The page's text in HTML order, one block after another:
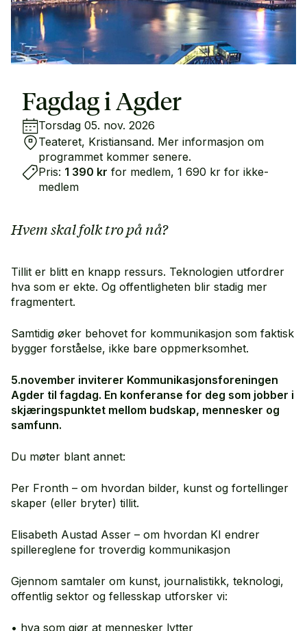
Fagdag i Agder
Torsdag 05. nov. 2026
Teateret, Kristiansand. Mer informasjon om
programmet kommer senere.
Pris: 1 390 kr for medlem, 1 690 kr for ikke-
medlem
Hvem skal folk tro på nå?
Tillit er blitt en knapp ressurs. Teknologien utfordrer
hva som er ekte. Og offentligheten blir stadig mer
fragmentert.
Samtidig øker behovet for kommunikasjon som faktisk
bygger forståelse, ikke bare oppmerksomhet.
5.november inviterer Kommunikasjonsforeningen
Agder til fagdag. En konferanse for deg som jobber i
skjæringspunktet mellom budskap, mennesker og
samfunn.
Du møter blant annet:
Per Fronth – om hvordan bilder, kunst og fortellinger
skaper (eller bryter) tillit.
Elisabeth Austad Asser – om hvordan KI endrer
spillereglene for troverdig kommunikasjon
Gjennom samtaler om kunst, journalistikk, teknologi,
offentlig sektor og fellesskap utforsker vi:
• hva som gjør at mennesker lytter